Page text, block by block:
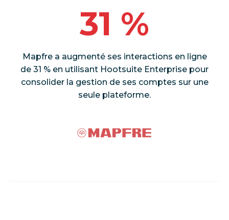
31 %
Mapfre a augmenté ses interactions en ligne
de 31 % en utilisant Hootsuite Enterprise pour
consolider la gestion de ses comptes sur une
seule plateforme.